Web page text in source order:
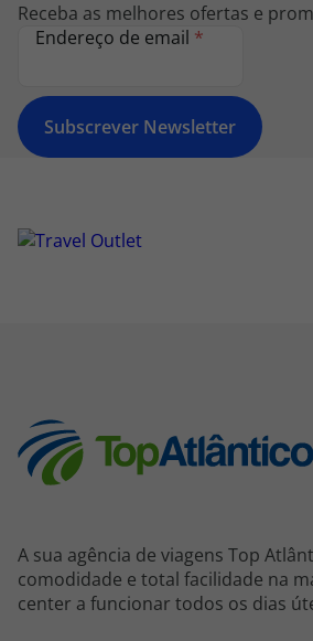
Receba as melhores ofertas e
Endereço de email *
Subscrever Newsletter
A sua agência de viagens Top
comodidade e total facilidade na
center a funcionar todos os dias